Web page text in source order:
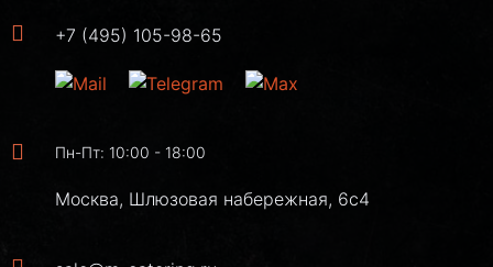
+7 (495) 105-98-65
Пн-Пт: 10:00 - 18:00
Москва, Шлюзовая набережная, 6с4